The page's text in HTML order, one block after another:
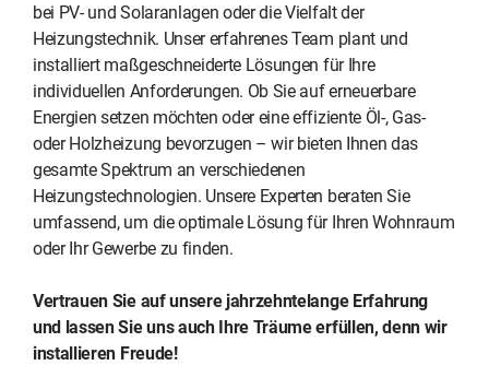
bei PV- und Solaranlagen oder die Vielfalt der
Heizungstechnik. Unser erfahrenes Team plant und
installiert maßgeschneiderte Lösungen für Ihre
individuellen Anforderungen. Ob Sie auf erneuerbare
Energien setzen möchten oder eine effiziente Öl-, Gas-
oder Holzheizung bevorzugen – wir bieten Ihnen das
gesamte Spektrum an verschiedenen
Heizungstechnologien. Unsere Experten beraten Sie
umfassend, um die optimale Lösung für Ihren Wohnraum
oder Ihr Gewerbe zu finden.
Vertrauen Sie auf unsere jahrzehntelange Erfahrung
und lassen Sie uns auch Ihre Träume erfüllen, denn wir
installieren Freude!